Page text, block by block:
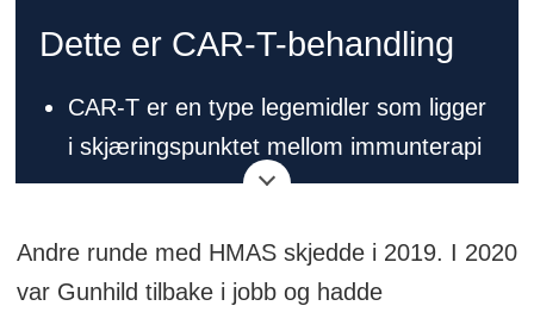
Dette er CAR-T-behandling
CAR-T er en type legemidler som ligger
i skjæringspunktet mellom immunterapi
og genterapi og heter Kimerisk Antigen
Behandlingen innebærer å
Andre runde med HMAS skjedde i 2019. I 2020
var Gunhild tilbake i jobb og hadde